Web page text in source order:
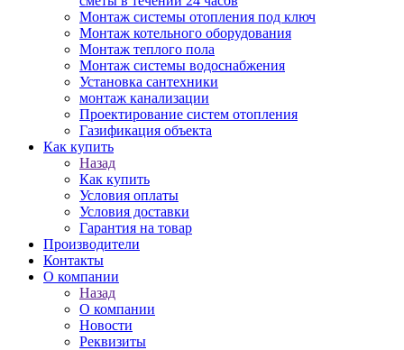
Монтаж системы отопления под ключ
Монтаж котельного оборудования
Монтаж теплого пола
Монтаж системы водоснабжения
Установка сантехники
монтаж канализации
Проектирование систем отопления
Газификация объекта
Как купить
Назад
Как купить
Условия оплаты
Условия доставки
Гарантия на товар
Производители
Контакты
О компании
Назад
О компании
Новости
Реквизиты